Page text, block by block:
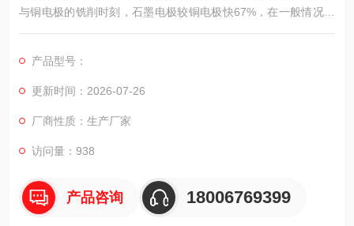
与铜电极的铣削时刻，石墨电极较铜电极快67%，在一般情况下
的放电加工中，选用石墨电极的加工要比选用铜电极快58%。这
产品型号：
更新时间：2026-07-26
厂商性质：生产厂家
访问量：938
产品咨询 18006769399